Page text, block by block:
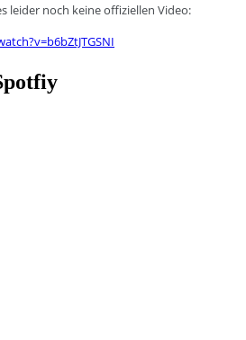
leider noch keine offiziellen Video: